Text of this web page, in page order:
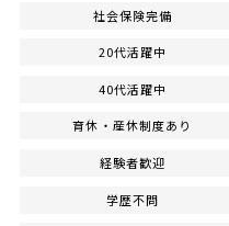
社会保険完備
20代活躍中
40代活躍中
育休・産休制度あり
経験者歓迎
学歴不問